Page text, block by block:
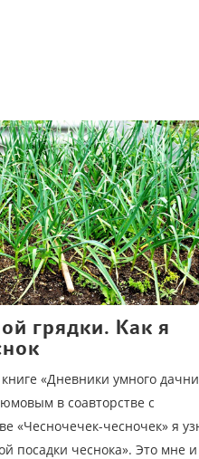
грядки. Как я
«Дневники умного
в соавторстве с
«Чесночечек-чесночек» я
посадки чеснока». Это мне и